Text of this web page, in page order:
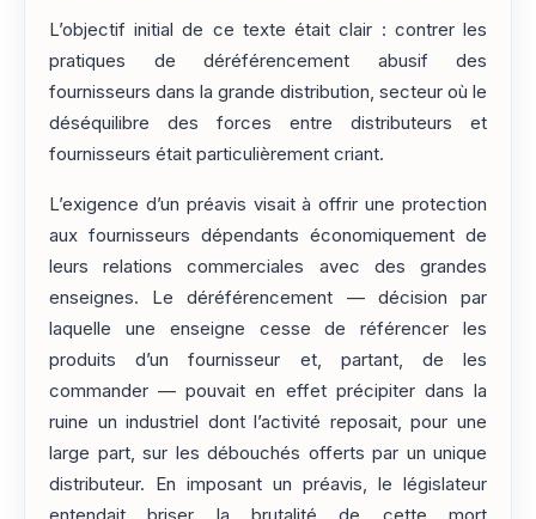
L’objectif initial de ce texte était clair : contrer les
pratiques de déréférencement abusif des
fournisseurs dans la grande distribution, secteur où le
déséquilibre des forces entre distributeurs et
fournisseurs était particulièrement criant.
L’exigence d’un préavis visait à offrir une protection
aux fournisseurs dépendants économiquement de
leurs relations commerciales avec des grandes
enseignes. Le déréférencement — décision par
laquelle une enseigne cesse de référencer les
produits d’un fournisseur et, partant, de les
commander — pouvait en effet précipiter dans la
ruine un industriel dont l’activité reposait, pour une
large part, sur les débouchés offerts par un unique
distributeur. En imposant un préavis, le législateur